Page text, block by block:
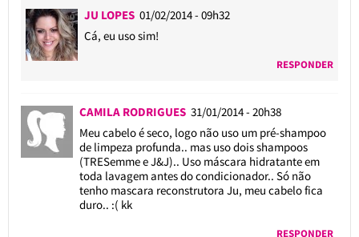
JU LOPES 01/02/2014 - 09h32
Cá, eu uso sim!
RESPONDER
CAMILA RODRIGUES 31/01/2014 - 20h38
Meu cabelo é seco, logo não uso um pré-shampoo
de limpeza profunda.. mas uso dois shampoos
(TRESemme e J&J).. Uso máscara hidratante em
toda lavagem antes do condicionador.. Só não
tenho mascara reconstrutora Ju, meu cabelo fica
duro.. :( kk
RESPONDER